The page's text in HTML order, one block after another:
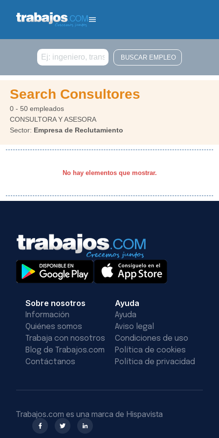
Buscar
Search Consultores
0 - 50 empleados
CONSULTORA Y ASESORA
Sector: Empresa de Reclutamiento
No hay elementos que mostrar.
Sobre nosotros
Información
Quiénes somos
Trabaja con nosotros
Blog de Trabajos.com
Contáctanos
Ayuda
Ayuda
Aviso legal
Condiciones de uso
Política de cookies
Política de privacidad
Trabajos.com es una marca de Hispavista